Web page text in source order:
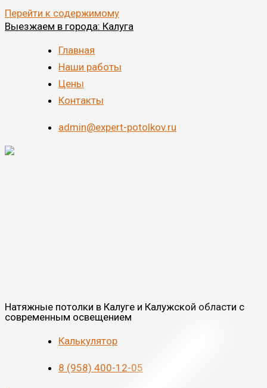
Перейти к содержимому
Выезжаем в города: Калуга
Главная
Наши работы
Цены
Контакты
admin@expert-potolkov.ru
Натяжные потолки в Калуге и Калужской области с
современным освещением
Калькулятор
8 (958) 400-12-05